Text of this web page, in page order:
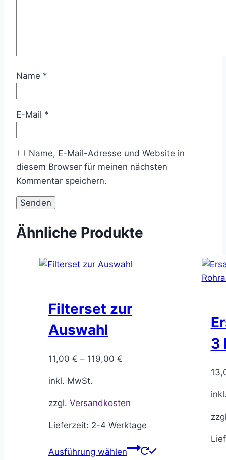
Name *
E-Mail *
Name, E-Mail-Adresse und Website in
diesem Browser für meinen nächsten
Kommentar speichern.
Ähnliche Produkte
Filterset zur
Auswahl
11,00 € – 119,00 €
inkl. MwSt.
zzgl. Versandkosten
Lieferzeit: 2-4 Werktage
Ausführung wählen
Dieses
3